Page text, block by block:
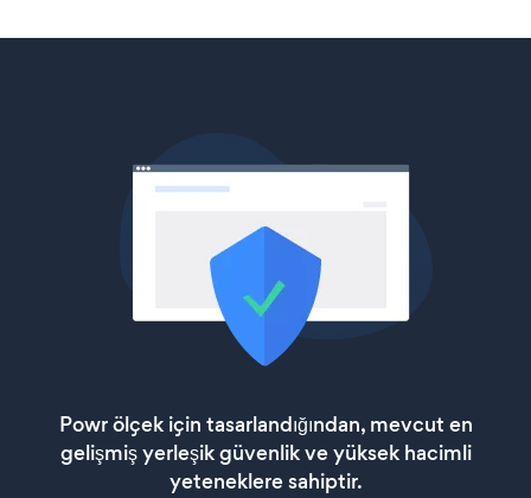
Powr ölçek için tasarlandığından, mevcut en
gelişmiş yerleşik güvenlik ve yüksek hacimli
yeteneklere sahiptir.